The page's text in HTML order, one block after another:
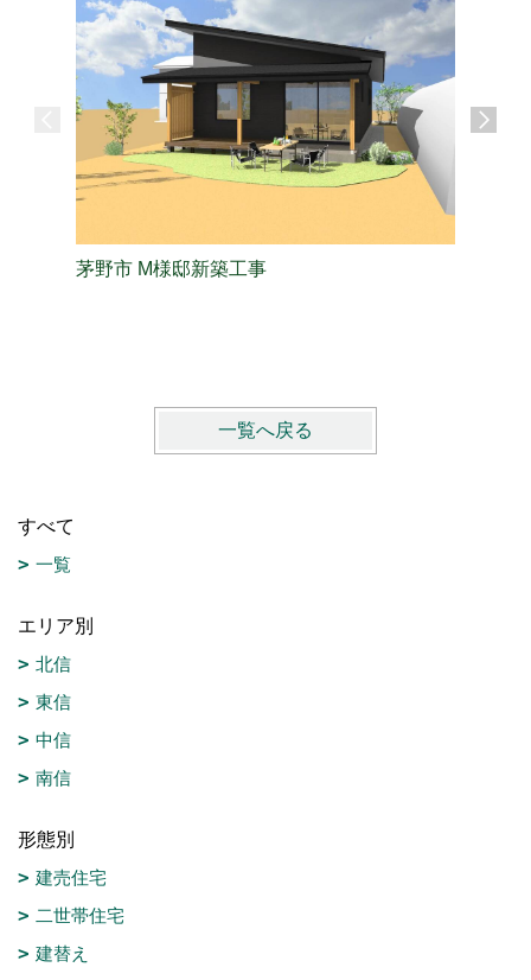
茅野市 M様邸新築工事
一覧へ戻る
すべて
一覧
エリア別
北信
東信
中信
南信
形態別
建売住宅
二世帯住宅
建替え